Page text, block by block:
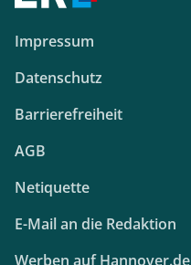
Impressum
Datenschutz
Barrierefreiheit
AGB
Netiquette
E-Mail an die Redaktion
Werben auf Hannover.de